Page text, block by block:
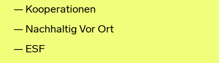
Kooperationen
Nachhaltig Vor Ort
ESF